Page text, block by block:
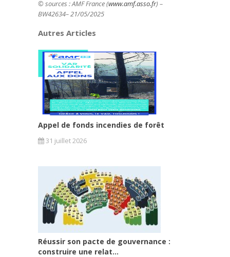
© sources : AMF France (www.amf.asso.fr) –
BW42634– 21/05/2025
Autres Articles
Appel de fonds incendies de forêt
31 juillet 2026
Réussir son pacte de gouvernance :
construire une relat...